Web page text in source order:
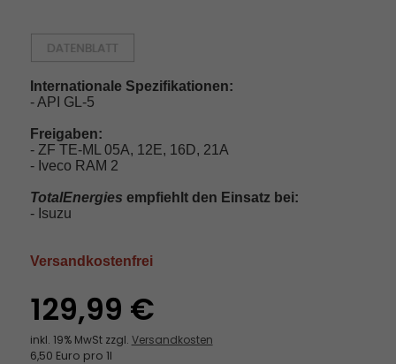
Internationale Spezifikationen:
- API GL-5
Freigaben:
- ZF TE-ML 05A, 12E, 16D, 21A
- Iveco RAM 2
TotalEnergies empfiehlt den Einsatz bei:
- Isuzu
Versandkostenfrei
129,99 €
inkl. 19% MwSt zzgl. Versandkosten
6,50 Euro pro 1l